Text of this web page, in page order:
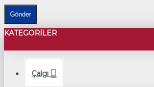
Gönder
KATEGORILER
Çalgı